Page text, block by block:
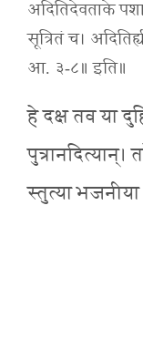
अदितिदेवताके
सूत्रितं च।
आ. ३-८॥ इति॥
हे दक्ष तव या
पुत्रानदित्यान्।
स्तुत्या